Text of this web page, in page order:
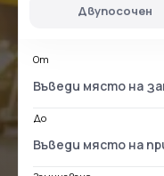
Двупосочен
От
До